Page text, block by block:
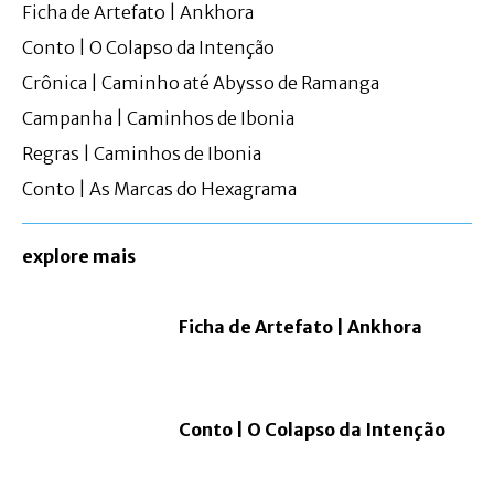
Ficha de Artefato | Ankhora
Conto | O Colapso da Intenção
Crônica | Caminho até Abysso de Ramanga
Campanha | Caminhos de Ibonia
Regras | Caminhos de Ibonia
Conto | As Marcas do Hexagrama
explore mais
Ficha de Artefato | Ankhora
Conto | O Colapso da Intenção